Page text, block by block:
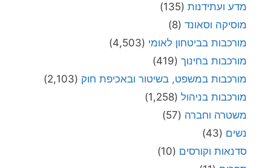
מדע ועתידנות (135)
מוסיקה וסאונד (8)
מורכבות בביטחון לאומי (4,503)
מורכבות בחינוך (419)
מורכבות במשפט, בשיטור ובאכיפת חוק (2,103)
מורכבות בניהול (1,258)
משטרה וחברה (57)
נשים (43)
סדנאות וקורסים (10)